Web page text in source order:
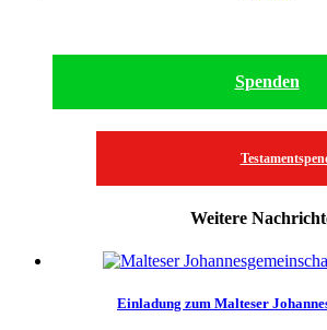
Spenden
Weitere
Einladung zum Malteser